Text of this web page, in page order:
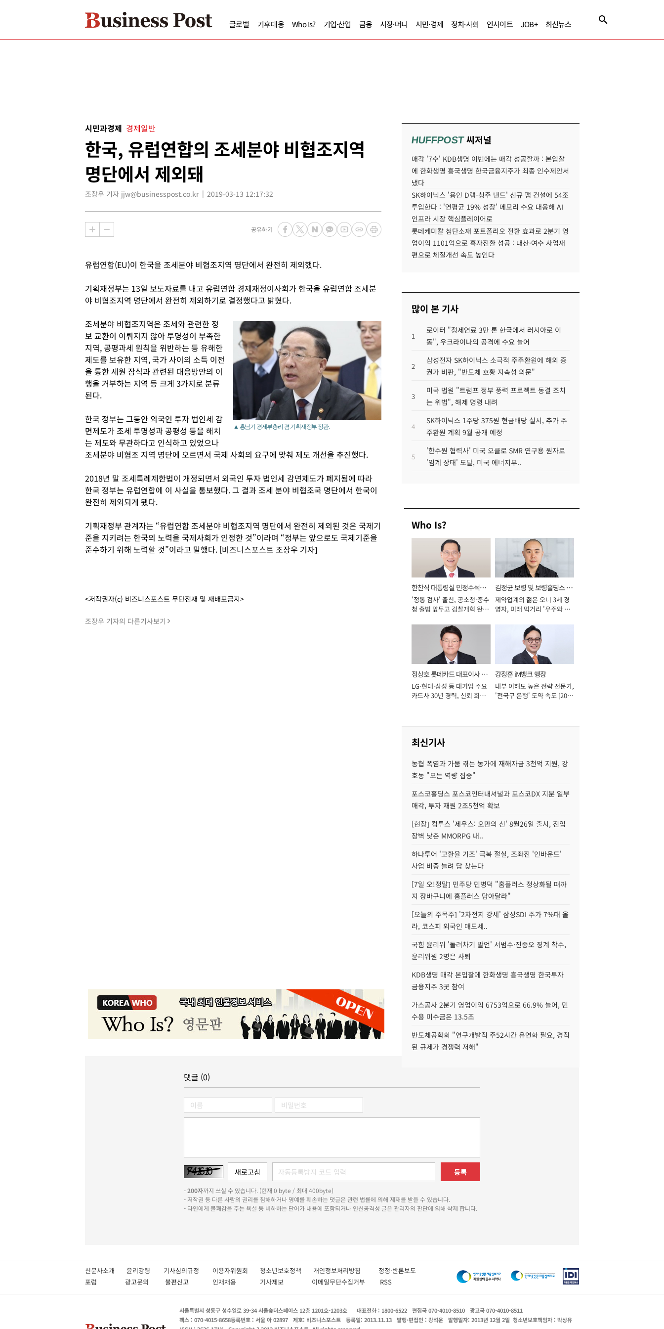
글로벌 기후대응 Who Is? 기업·산업 금융 시장·머니 시민·경제 정치·사회 인사이트 JOB+ 최신뉴스
시민과경제 경제일반
한국, 유럽연합의 조세분야 비협조지역
명단에서 제외돼
조장우 기자 jjw@businesspost.co.kr 2019-03-13 12:17:32
공유하기
유럽연합(EU)이 한국을 조세분야 비협조지역 명단에서 완전히 제외했다.
기획재정부는 13일 보도자료를 내고 유럽연합 경제재정이사회가 한국을 유럽연합 조세분
야 비협조지역 명단에서 완전히 제외하기로 결정했다고 밝혔다.
▲ 홍남기 경제부총리 겸 기획재정부 장관.
조세분야 비협조지역은 조세와 관련한 정
보 교환이 이뤄지지 않아 투명성이 부족한
지역, 공평과세 원칙을 위반하는 등 유해한
제도를 보유한 지역, 국가 사이의 소득 이전
을 통한 세원 잠식과 관련된 대응방안의 이
행을 거부하는 지역 등 크게 3가지로 분류
된다.
한국 정부는 그동안 외국인 투자 법인세 감
면제도가 조세 투명성과 공평성 등을 해치
는 제도와 무관하다고 인식하고 있었으나
조세분야 비협조 지역 명단에 오르면서 국제 사회의 요구에 맞춰 제도 개선을 추진했다.
2018년 말 조세특례제한법이 개정되면서 외국인 투자 법인세 감면제도가 폐지됨에 따라
한국 정부는 유럽연합에 이 사실을 통보했다. 그 결과 조세 분야 비협조국 명단에서 한국이
완전히 제외되게 됐다.
기획재정부 관계자는 “유럽연합 조세분야 비협조지역 명단에서 완전히 제외된 것은 국제기
준을 지키려는 한국의 노력을 국제사회가 인정한 것”이라며 “정부는 앞으로도 국제기준을
준수하기 위해 노력할 것”이라고 말했다. [비즈니스포스트 조장우 기자]
<저작권자(c) 비즈니스포스트 무단전재 및 재배포금지>
조장우 기자의 다른기사보기
HUFFPOST씨저널
매각 '7수' KDB생명 이번에는 매각 성공할까 : 본입찰
에 한화생명 흥국생명 한국금융지주가 최종 인수제안서
냈다
SK하이닉스 '용인 D램-청주 낸드' 신규 팹 건설에 54조
투입한다 : '연평균 19% 성장' 메모리 수요 대응해 AI
인프라 시장 핵심플레이어로
롯데케미칼 첨단소재 포트폴리오 전환 효과로 2분기 영
업이익 1101억으로 흑자전환 성공 : 대산·여수 사업재
편으로 체질개선 속도 높인다
많이 본 기사
1
로이터 "정제연료 3만 톤 한국에서 러시아로 이
동", 우크라이나의 공격에 수요 늘어
2
삼성전자 SK하이닉스 소극적 주주환원에 해외 증
권가 비판, "반도체 호황 지속성 의문"
3
미국 법원 "트럼프 정부 풍력 프로젝트 동결 조치
는 위법", 해제 명령 내려
4
SK하이닉스 1주당 375원 현금배당 실시, 추가 주
주환원 계획 9월 공개 예정
5
'한수원 협력사' 미국 오클로 SMR 연구용 원자로
'임계 상태' 도달, 미국 에너지부..
Who Is?
한찬식 대통령실 민정수석비
서관
'정통 검사' 출신, 공소청·중수
청 출범 앞두고 검찰개혁 완수
김정균 보령 및 보령홀딩스 대
표이사 사장
제약업계의 젊은 오너 3세 경
영자, 미래 먹거리 '우주와 헬
정상호 롯데카드 대표이사 사
장
LG·현대·삼성 등 대기업 주요
카드사 30년 경력, 신뢰 회복
강정훈 iM뱅크 행장
내부 이해도 높은 전략 전문가,
'전국구 은행' 도약 속도 [2026
최신기사
농협 폭염과 가뭄 겪는 농가에 재해자금 3천억 지원, 강
호동 "모든 역량 집중"
포스코홀딩스 포스코인터내셔널과 포스코DX 지분 일부
매각, 투자 재원 2조5천억 확보
[현장] 컴투스 '제우스: 오만의 신' 8월26일 출시, 진입
장벽 낮춘 MMORPG 내..
하나투어 '고환율 기조' 극복 절실, 조좌진 '인바운드'
사업 비중 늘려 답 찾는다
[7일 오!정말] 민주당 민병덕 "홈플러스 정상화될 때까
지 장바구니에 홈플러스 담아달라"
[오늘의 주목주] '2차전지 강세' 삼성SDI 주가 7%대 올
라, 코스피 외국인 매도세..
국힘 윤리위 '돌려차기 발언' 서범수·진종오 징계 착수,
윤리위원 2명은 사퇴
KDB생명 매각 본입찰에 한화생명 흥국생명 한국투자
금융지주 3곳 참여
가스공사 2분기 영업이익 6753억으로 66.9% 늘어, 민
수용 미수금은 13.5조
반도체공학회 "연구개발직 주52시간 유연화 필요, 경직
된 규제가 경쟁력 저해"
댓글 (0)
등록
-200자까지 쓰실 수 있습니다. (현재 0 byte / 최대 400byte)
- 저작권 등 다른 사람의 권리를 침해하거나 명예를 훼손하는 댓글은 관련 법률에 의해 제재를 받을 수 있습니다.
- 타인에게 불쾌감을 주는 욕설 등 비하하는 단어가 내용에 포함되거나 인신공격성 글은 관리자의 판단에 의해 삭제 합니다.
신문사소개 윤리강령 기사심의규정 이용자위원회 청소년보호정책 개인정보처리방침 정정·반론보도
포럼
광고문의 불편신고 인재채용 기사제보 이메일무단수집거부 RSS
서울특별시 성동구 성수일로 39-34 서울숲더스페이스 12층 1201호-1203호 대표전화 : 1800-6522 편집국 070-4010-8510
광고국 070-4010-8511
팩스 : 070-4015-8658등록번호 : 서울 아 02897 제호: 비즈니스포스트 등록일: 2013.11.13 발행·편집인 : 강석운 발행일자: 2013년 12월 2일 청소년보호책임자 : 박상유